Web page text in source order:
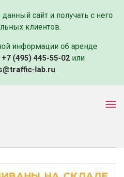
сайт и получать с него
клиентов.
информации об аренде
+7 (495) 445-55-02 или
lab.ru.
и доставка